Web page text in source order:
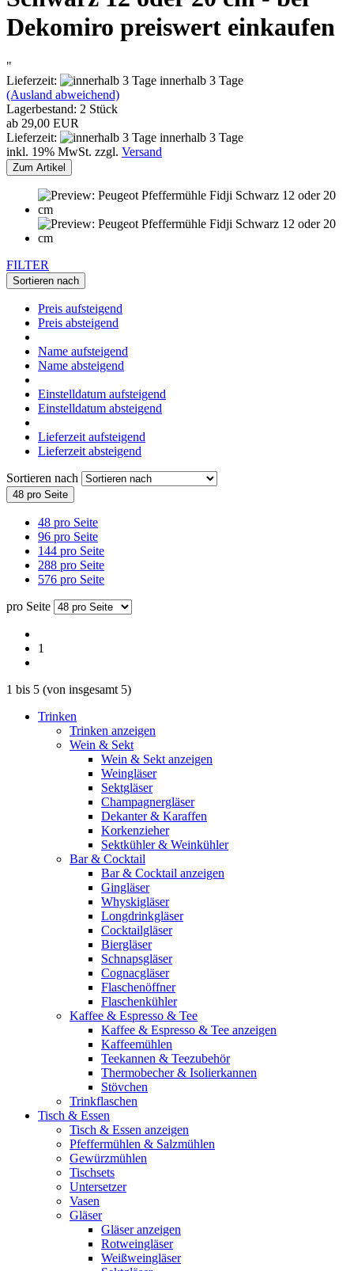
Dekomiro preiswert einkaufen
"
Lieferzeit:
innerhalb 3 Tage
(Ausland abweichend)
Lagerbestand: 2 Stück
ab 29,00 EUR
Lieferzeit:
innerhalb 3 Tage
inkl. 19% MwSt. zzgl. Versand
Zum Artikel
FILTER
Sortieren nach
Preis aufsteigend
Preis absteigend
Name aufsteigend
Name absteigend
Einstelldatum aufsteigend
Einstelldatum absteigend
Lieferzeit aufsteigend
Lieferzeit absteigend
Sortieren nach
48 pro Seite
48 pro Seite
96 pro Seite
144 pro Seite
288 pro Seite
576 pro Seite
pro Seite
1
1 bis 5 (von insgesamt 5)
Trinken
Trinken anzeigen
Wein & Sekt
Wein & Sekt anzeigen
Weingläser
Sektgläser
Champagnergläser
Dekanter & Karaffen
Korkenzieher
Sektkühler & Weinkühler
Bar & Cocktail
Bar & Cocktail anzeigen
Gingläser
Whyskigläser
Longdrinkgläser
Cocktailgläser
Biergläser
Schnapsgläser
Cognacgläser
Flaschenöffner
Flaschenkühler
Kaffee & Espresso & Tee
Kaffee & Espresso & Tee anzeigen
Kaffeemühlen
Teekannen & Teezubehör
Thermobecher & Isolierkannen
Stövchen
Trinkflaschen
Tisch & Essen
Tisch & Essen anzeigen
Pfeffermühlen & Salzmühlen
Gewürzmühlen
Tischsets
Untersetzer
Vasen
Gläser
Gläser anzeigen
Rotweingläser
Weißweingläser